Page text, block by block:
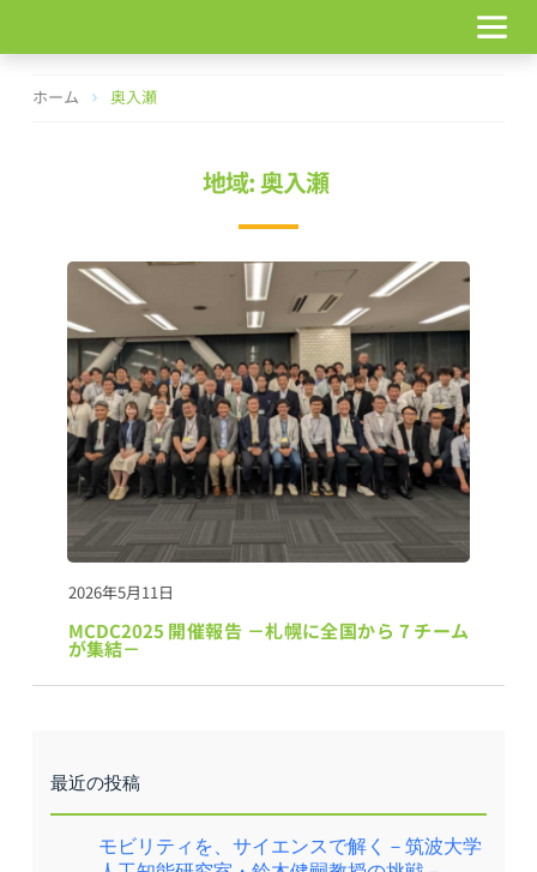
テ
ホーム 奥入瀬
地域: 奥入瀬
2026年5月11日
MCDC2025 開催報告 －札幌に全国から 7 チーム
が集結－
最近の投稿
モビリティを、サイエンスで解く－筑波大学